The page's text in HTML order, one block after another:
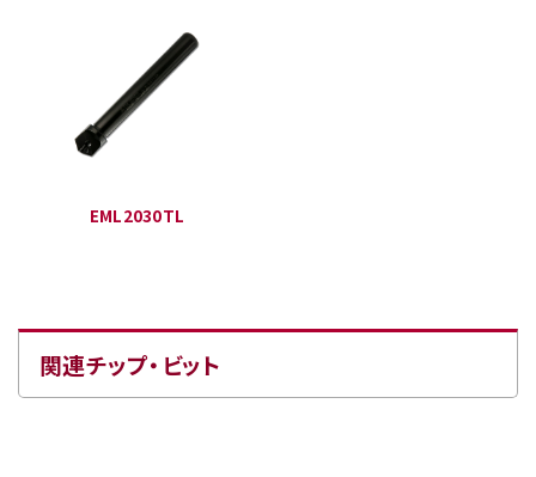
EML2030TL
関連チップ・ビット